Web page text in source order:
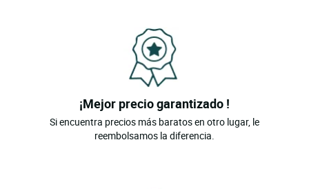
¡Mejor precio garantizado !
Si encuentra precios más baratos en otro lugar, le
reembolsamos la diferencia.